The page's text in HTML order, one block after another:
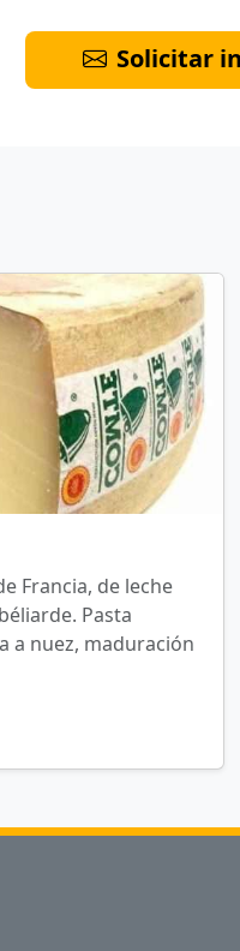
Solicitar
Francia, de leche
Pasta
a nuez, maduración